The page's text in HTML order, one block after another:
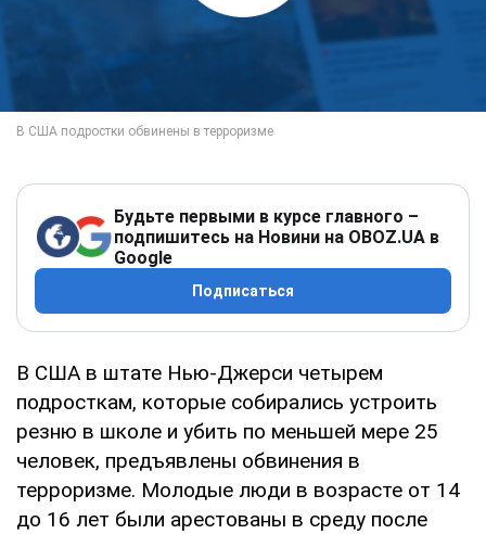
Будьте первыми в курсе главного –
подпишитесь на Новини на OBOZ.UA в
Google
Подписаться
В США в штате Нью-Джерси четырем
подросткам, которые собирались устроить
резню в школе и убить по меньшей мере 25
человек, предъявлены обвинения в
терроризме. Молодые люди в возрасте от 14
до 16 лет были арестованы в среду после